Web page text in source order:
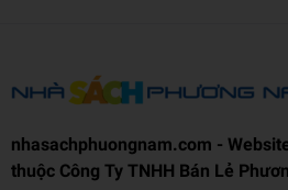
nhasachphuongnam.com -
thuộc Công Ty TNHH Bán Lẻ